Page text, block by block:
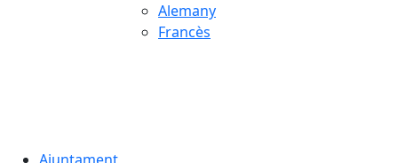
Alemany
Francès